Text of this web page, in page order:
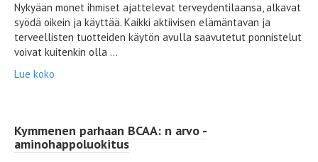
Nykyään monet ihmiset ajattelevat terveydentilaansa, alkavat
syödä oikein ja käyttää. Kaikki aktiivisen elämäntavan ja
terveellisten tuotteiden käytön avulla saavutetut ponnistelut
voivat kuitenkin olla ...
Lue koko
Kymmenen parhaan BCAA: n arvo -
aminohappoluokitus